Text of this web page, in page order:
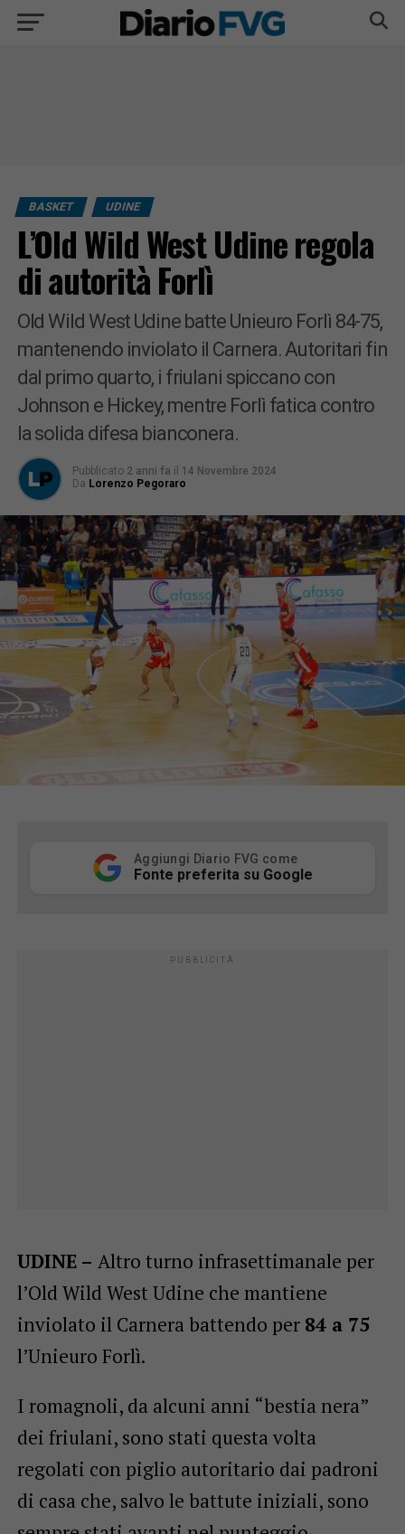
BASKET UDINE
L’Old Wild West Udine regola
di autorità Forlì
Old Wild West Udine batte Unieuro Forlì 84-75,
mantenendo inviolato il Carnera. Autoritari fin
dal primo quarto, i friulani spiccano con
Johnson e Hickey, mentre Forlì fatica contro
la solida difesa bianconera.
Pubblicato 2 anni fa il 14 Novembre 2024
Da Lorenzo Pegoraro
Aggiungi Diario FVG come
Fonte preferita su Google
UDINE – Altro turno infrasettimanale per
l’Old Wild West Udine che mantiene
inviolato il Carnera battendo per 84 a 75
l’Unieuro Forlì.
I romagnoli, da alcuni anni “bestia nera”
dei friulani, sono stati questa volta
regolati con piglio autoritario dai padroni
di casa che, salvo le battute iniziali, sono